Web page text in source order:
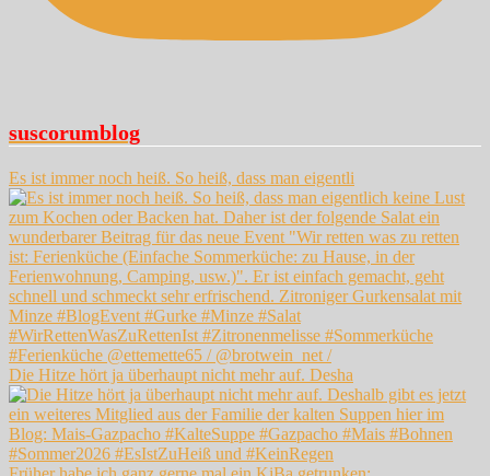
suscorumblog
Es ist immer noch heiß. So heiß, dass man eigentli
Die Hitze hört ja überhaupt nicht mehr auf. Desha